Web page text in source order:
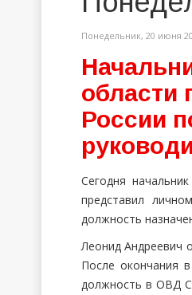
Понедельник, 20 июня
области
России
Сегодня
представил
должность
Леонид Андреевич
После окончания
должность в ОВД